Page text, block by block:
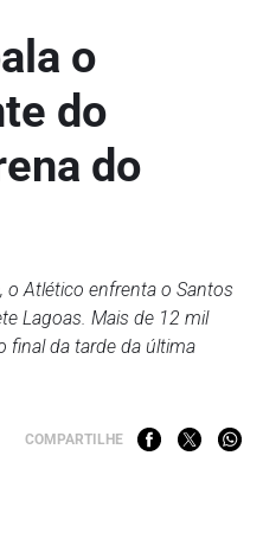
o
do
do
o Atlético enfrenta o Santos
Lagoas. Mais de 12 mil
final da tarde da última
COMPARTILHE